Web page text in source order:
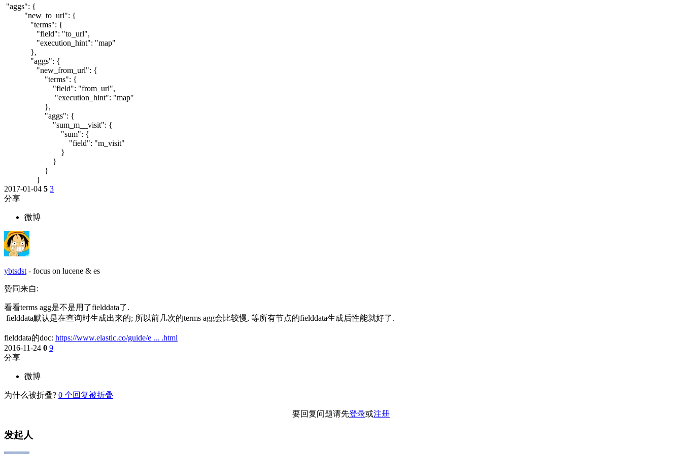
"aggs": {
"new_to_url": {
"terms": {
"field": "to_url",
"execution_hint": "map"
},
"aggs": {
"new_from_url": {
"terms": {
"field": "from_url",
"execution_hint": "map"
},
"aggs": {
"sum_m__visit": {
"sum": {
"field": "m_visit"
}
}
}
}
2017-01-04 5 3
分享
微博
ybtsdst - focus on lucene & es
赞同来自:
看看terms agg是不是用了fielddata了.
fielddata默认是在查询时生成出来的; 所以前几次的terms agg会比较慢, 等所有节点的fielddata生成后性能就好了.
fielddata的doc: https://www.elastic.co/guide/e ... .html
2016-11-24 0 9
分享
微博
为什么被折叠? 0 个回复被折叠
要回复问题请先登录或注册
发起人